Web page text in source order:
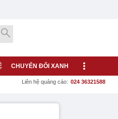
CHUYỂN ĐỔI XANH
Liên hệ quảng cáo: 024 36321588